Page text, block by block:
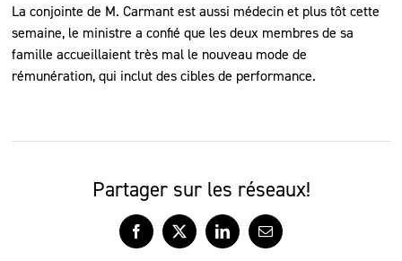
La conjointe de M. Carmant est aussi médecin et plus tôt cette
semaine, le ministre a confié que les deux membres de sa
famille accueillaient très mal le nouveau mode de
rémunération, qui inclut des cibles de performance.
Partager sur les réseaux!
Facebook
X LinkedInCourriel